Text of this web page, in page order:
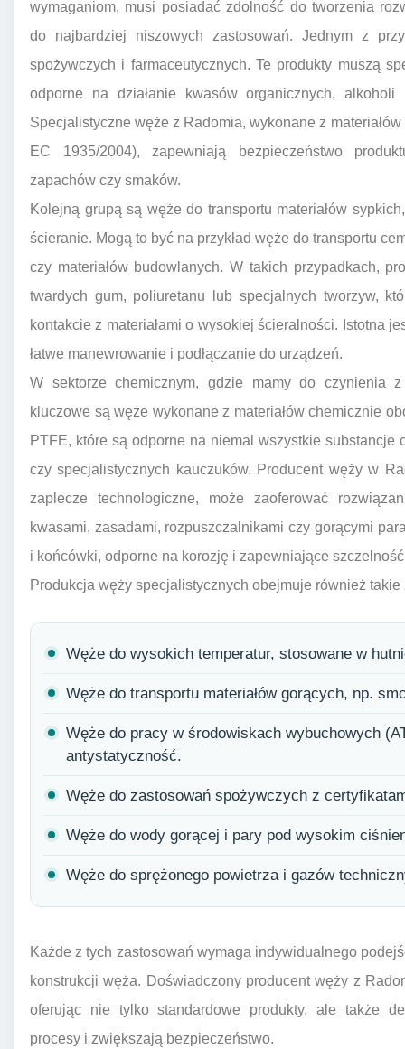
wymaganiom, musi posiadać zdolność do tworzenia
do najbardziej niszowych zastosowań. Jednym z
spożywczych i farmaceutycznych. Te produkty muszą
odporne na działanie kwasów organicznych,
Specjalistyczne węże z Radomia, wykonane z
EC 1935/2004), zapewniają bezpieczeństwo
zapachów czy smaków.
Kolejną grupą są węże do transportu materiałów
ścieranie. Mogą to być na przykład węże do transportu
czy materiałów budowlanych. W takich przypadkach,
twardych gum, poliuretanu lub specjalnych tworzyw,
kontakcie z materiałami o wysokiej ścieralności. Istotna
łatwe manewrowanie i podłączanie do urządzeń.
W sektorze chemicznym, gdzie mamy do czynienia
kluczowe są węże wykonane z materiałów chemicznie
PTFE, które są odporne na niemal wszystkie
czy specjalistycznych kauczuków. Producent węży w
zaplecze technologiczne, może zaoferować
kwasami, zasadami, rozpuszczalnikami czy gorącymi
i końcówki, odporne na korozję i zapewniające szczelność
Produkcja węży specjalistycznych obejmuje również
Węże do wysokich temperatur, stosowane w
Węże do transportu materiałów gorących, np.
Węże do pracy w środowiskach wybuchowych
antystatyczność.
Węże do zastosowań spożywczych z
Węże do wody gorącej i pary pod wysokim
Węże do sprężonego powietrza i gazów
Każde z tych zastosowań wymaga indywidualnego
konstrukcji węża. Doświadczony producent węży z
oferując nie tylko standardowe produkty, ale także
procesy i zwiększają bezpieczeństwo.